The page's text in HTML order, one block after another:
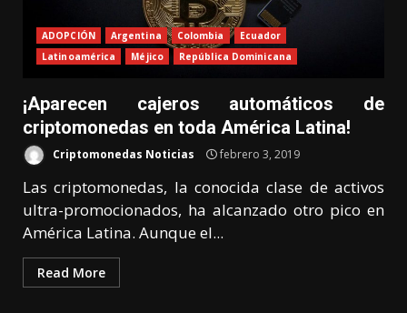
ADOPCIÓN Argentina Colombia
Ecuador
Latinoamérica
Méjico República Dominicana
¡Aparecen cajeros automáticos de
criptomonedas en toda América Latina!
Criptomonedas Noticias febrero 3, 2019
Las criptomonedas, la conocida clase de activos
ultra-promocionados, ha alcanzado otro pico en
América Latina. Aunque el...
Read More